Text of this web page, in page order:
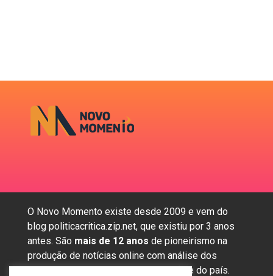
O Novo Momento existe desde 2009 e vem do
blog politicacritica.zip.net, que existiu por 3 anos
antes. São mais de 12 anos de pioneirismo na
produção de notícias online com análise dos
assuntos mais importantes da região e do país.